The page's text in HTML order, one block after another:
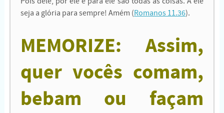
seja a glória para sempre! Amém (Romanos 11.36).
MEMORIZE: Assim,
quer vocês comam,
bebam ou façam